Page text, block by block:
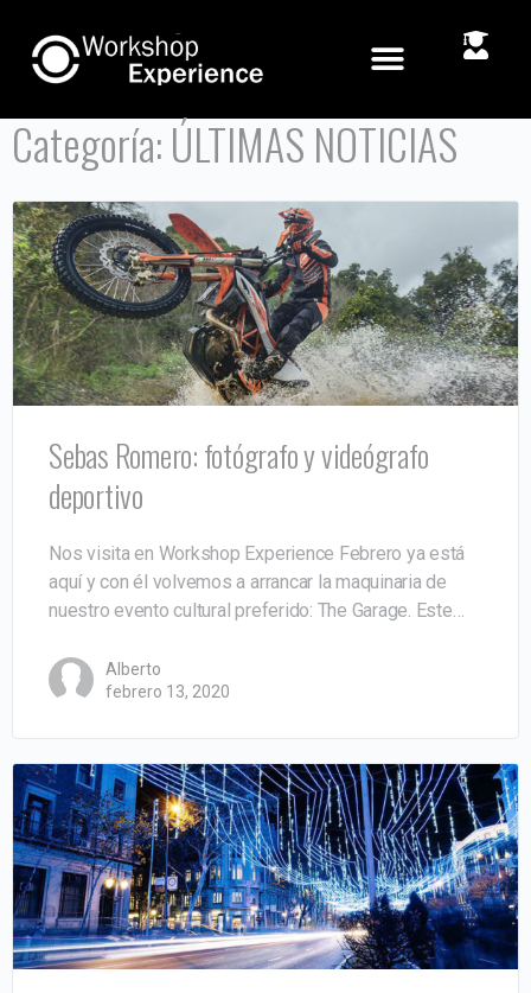
Categoría:ÚLTIMAS NOTICIAS
Sebas Romero: fotógrafo y videógrafo
deportivo
Nos visita en Workshop Experience Febrero ya está
aquí y con él volvemos a arrancar la maquinaria de
nuestro evento cultural preferido: The Garage. Este…
Alberto
febrero 13, 2020